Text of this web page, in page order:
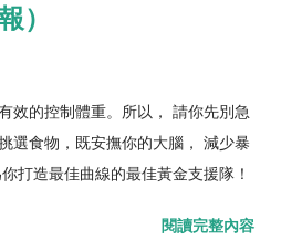
）
效的控制體重。所以， 請你先別急
選食物，既安撫你的大腦， 減少暴
打造最佳曲線的最佳黃金支援隊！
閱讀完整內容